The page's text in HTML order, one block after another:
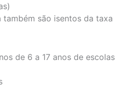
são isentos da taxa
de 6 a 17 anos de escolas